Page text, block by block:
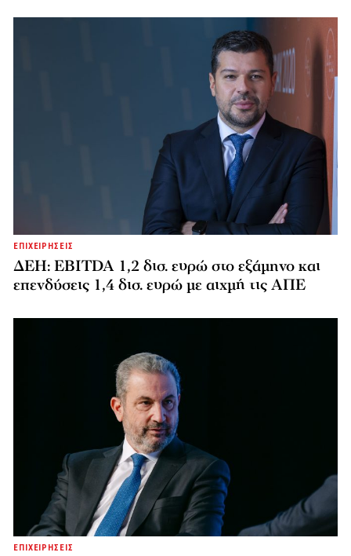
ΕΠΙΧΕΙΡΗΣΕΙΣ
ΔΕΗ: EBITDA 1,2 δισ. ευρώ στο εξάμηνο και
επενδύσεις 1,4 δισ. ευρώ με αιχμή τις ΑΠΕ
ΕΠΙΧΕΙΡΗΣΕΙΣ